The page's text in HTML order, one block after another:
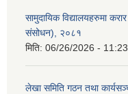
सामुदायिक विद्यालयहरुमा
संसोधन), २०८१
मिति: 06/26/2026 - 11:23
लेखा समिति गठन तथा